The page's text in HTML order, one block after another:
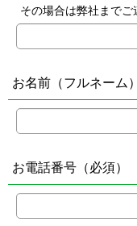
その場合は弊社まで
お名前（フルネーム）
お電話番号（必須）